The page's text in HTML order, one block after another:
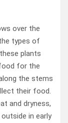
over the
types of
plants
for the
the stems
their food.
and dryness,
in early